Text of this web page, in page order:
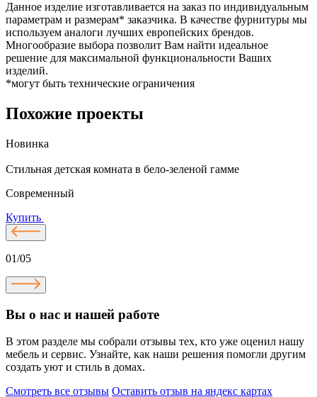
Данное изделие изготавливается на заказ по индивидуальным
параметрам и размерам* заказчика. В качестве фурнитуры мы
используем аналоги лучших европейских брендов.
Многообразие выбора позволит Вам найти идеальное
решение для максимальной функциональности Ваших
изделий.
*могут быть технические ограничения
Похожие проекты
Новинка
Стильная детская комната в бело-зеленой гамме
Современный
Купить
01/05
Вы о нас и нашей работе
В этом разделе мы собрали отзывы тех, кто уже оценил нашу
мебель и сервис. Узнайте, как наши решения помогли другим
создать уют и стиль в домах.
Смотреть все отзывы Оставить отзыв на яндекс картах